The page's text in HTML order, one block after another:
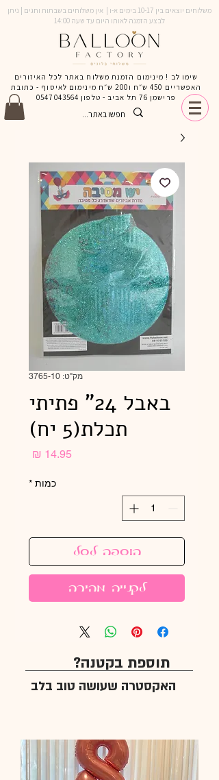
משלוחים יוצאים בין 10-17 בימים א-ו | אין משלוחים בשבתות וחגים | ניתן
לבצע הזמנה לאותו היום עד שעה 14:00
שימו לב ! מינימום הזמנת משלוח באתר לכל האיזורים
האפשריים 450 ש״ח ו200 ש״ח מינימום לאיסוף - כתובת
פרישמן 76 תל אביב - טלפון
0547043564
מק"ט: 3765-10
באבל 24" פתיתי
תכלת(5 יח)
כמות *
הוספה לסל
לקנייה מהירה
תוספת בקטנה?
האקסטרה שעושה טוב בלב